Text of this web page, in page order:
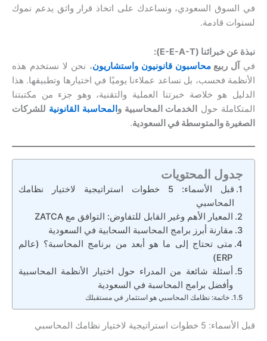
في السوق السعودي، ونساعدك على اتخاذ قرار واثق يدعم نموك
لسنوات قادمة.
نبذة عن خبرائنا (E-E-A-T):
في
آل ربيعمحاسبون قانونيون واستشاريون، نحن لا نستخدم هذه
الأنظمة فحسب، بل نساعد عملاءنا يوميًا في اختيارها وتطبيقها. هذا
الدليل هو خلاصة خبرتنا العملية والتقنية، وهو جزء من مكتبتنا
المتكاملة حول
الخدمات المحاسبية و المحاسبة القانونية للشركات
الصغيرة والمتوسطة في السعودية.
جدول المحتويات
قبل الأسماء: 5 خطوات استراتيجية لاختيار نظامك
المحاسبي
المعيار الأهم وغير القابل للتفاوض: التوافق مع ZATCA
مقارنة أبرز برامج المحاسبة السحابية في السعودية
متى تحتاج إلى ما هو أبعد من برنامج المحاسبة؟ (عالم
ERP)
أسئلة شائعة من المدراء حول اختيار الأنظمة المحاسبية
وأفضل برامج المحاسبة في السعودية
خاتمة: نظامك المحاسبي هو استثمار في مستقبلك
قبل الأسماء: 5 خطوات استراتيجية لاختيار نظامك المحاسبي